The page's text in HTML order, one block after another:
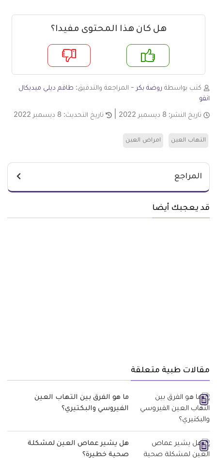
هل كان هذا المحتوى مفيدا؟
لا
كتب بواسطة روضة بكر - المراجعة والتدقيق: طاقم ديلي ميديكال
انفو
تاريخ النشر: 8 ديسمبر 2022 تاريخ التحديث: 8 ديسمبر 2022
التهاب العين امراض العين
المراجع
قد يعجبك أيضا
مقالات طبية متعلقة
ما هو الفرق بين التهاب العين
الفيروسي والبكتيري؟
هل يشير عماص العين لمشكلة
صحية خطيرة؟